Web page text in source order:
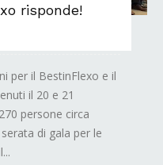
risponde!
per il BestinFlexo e il
il 20 e 21
persone circa
di gala per le